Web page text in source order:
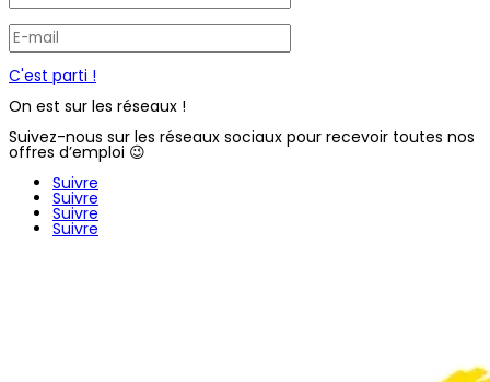
C'est parti !
On est sur les réseaux !
Suivez-nous sur les réseaux sociaux pour recevoir toutes nos
offres d’emploi 😉
Suivre
Suivre
Suivre
Suivre